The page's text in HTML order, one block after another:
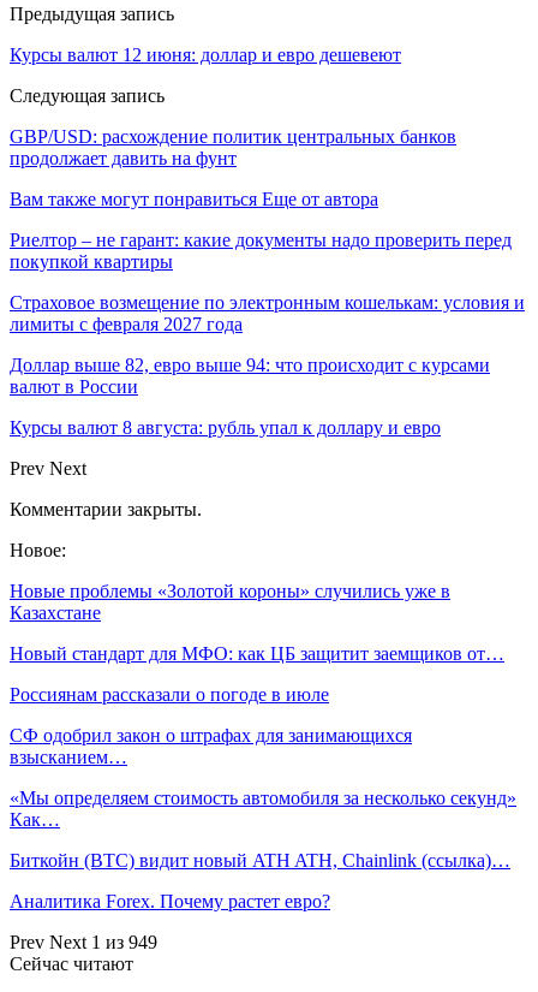
Предыдущая запись
Курсы валют 12 июня: доллар и евро дешевеют
Следующая запись
GBP/USD: расхождение политик центральных банков
продолжает давить на фунт
Вам также могут понравиться Еще от автора
Риелтор – не гарант: какие документы надо проверить перед
покупкой квартиры
Страховое возмещение по электронным кошелькам: условия и
лимиты с февраля 2027 года
Доллар выше 82, евро выше 94: что происходит с курсами
валют в России
Курсы валют 8 августа: рубль упал к доллару и евро
Prev Next
Комментарии закрыты.
Новое:
Новые проблемы «Золотой короны» случились уже в
Казахстане
Новый стандарт для МФО: как ЦБ защитит заемщиков от…
Россиянам рассказали о погоде в июле
СФ одобрил закон о штрафах для занимающихся
взысканием…
«Мы определяем стоимость автомобиля за несколько секунд»
Как…
Биткойн (BTC) видит новый ATH ATH, Chainlink (ссылка)…
Аналитика Forex. Почему растет евро?
Prev Next 1 из 949
Сейчас читают